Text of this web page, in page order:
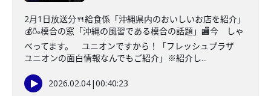
2月1日放送分🍴給食係「沖縄県内のおいしいお店を紹介」
💰🍶模合の窓「沖縄の風習である模合の話題」🏬今 しゃ
べってます。 ユニオンですから！「フレッシュプラザ
ユニオンの面白情報なんでもご紹介」※紹介し...
2026.02.04|00:40:23